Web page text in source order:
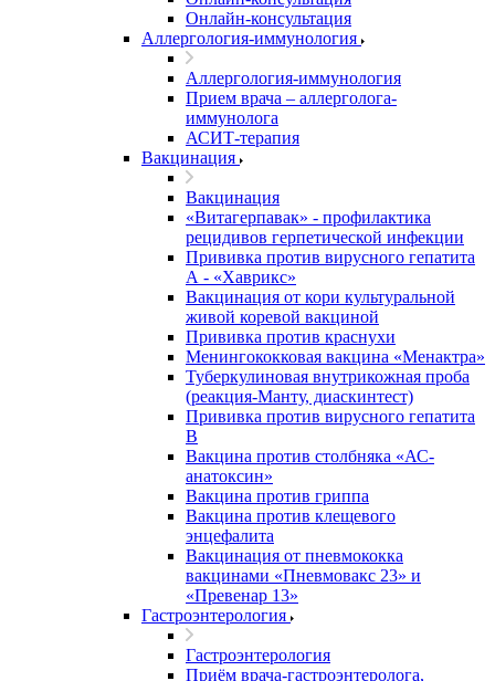
Онлайн-консультация
Аллергология-иммунология
Аллергология-иммунология
Прием врача – аллерголога-
иммунолога
АСИТ-терапия
Вакцинация
Вакцинация
«Витагерпавак» - профилактика
рецидивов герпетической инфекции
Прививка против вирусного гепатита
А - «Хаврикс»
Вакцинация от кори культуральной
живой коревой вакциной
Прививка против краснухи
Менингококковая вакцина «Менактра»
Туберкулиновая внутрикожная проба
(реакция-Манту, диаскинтест)
Прививка против вирусного гепатита
В
Вакцина против столбняка «АС-
анатоксин»
Вакцина против гриппа
Вакцина против клещевого
энцефалита
Вакцинация от пневмококка
вакцинами «Пневмовакс 23» и
«Превенар 13»
Гастроэнтерология
Гастроэнтерология
Приём врача-гастроэнтеролога,